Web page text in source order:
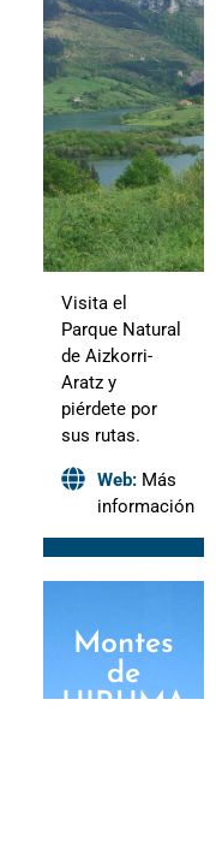
Visita el
Parque Natural
de Aizkorri-
Aratz y
piérdete por
sus rutas.
Web: Más
información
Montes
de
HIRUMA